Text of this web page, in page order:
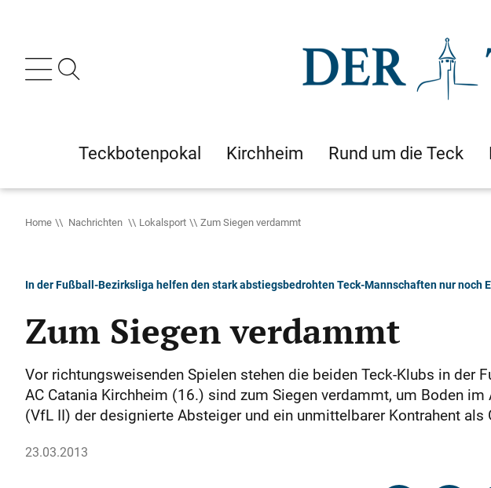
Teckbotenpokal Kirchheim Rund um die Teck
Home Nachrichten Lokalsport Zum Siegen verdammt
In der Fußball-Bezirksliga helfen den stark abstiegsbedrohten Teck-Mannschaften nur noch
Zum Siegen verdammt
Vor richtungsweisenden Spielen stehen die beiden Teck-Klubs in
AC Catania Kirchheim (16.) sind zum Siegen verdammt, um Boden
(VfL II) der designierte Absteiger und ein unmittelbarer Kontrahent als
23.03.2013